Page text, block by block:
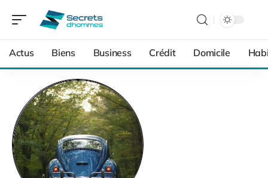
Actus Biens Business Crédit Domicile